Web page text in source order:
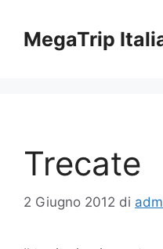
contenuto
MegaTrip
Trecate
2 Giugno 2012 di